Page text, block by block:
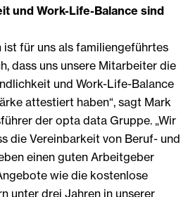
und Work-Life-Balance sind
ist für uns als familiengeführtes
dass uns unsere Mitarbeiter die
und Work-Life-Balance
attestiert haben“, sagt Mark
der opta data Gruppe. „Wir
die Vereinbarkeit von Beruf- und
einen guten Arbeitgeber
wie die kostenlose
unter drei Jahren in unserer